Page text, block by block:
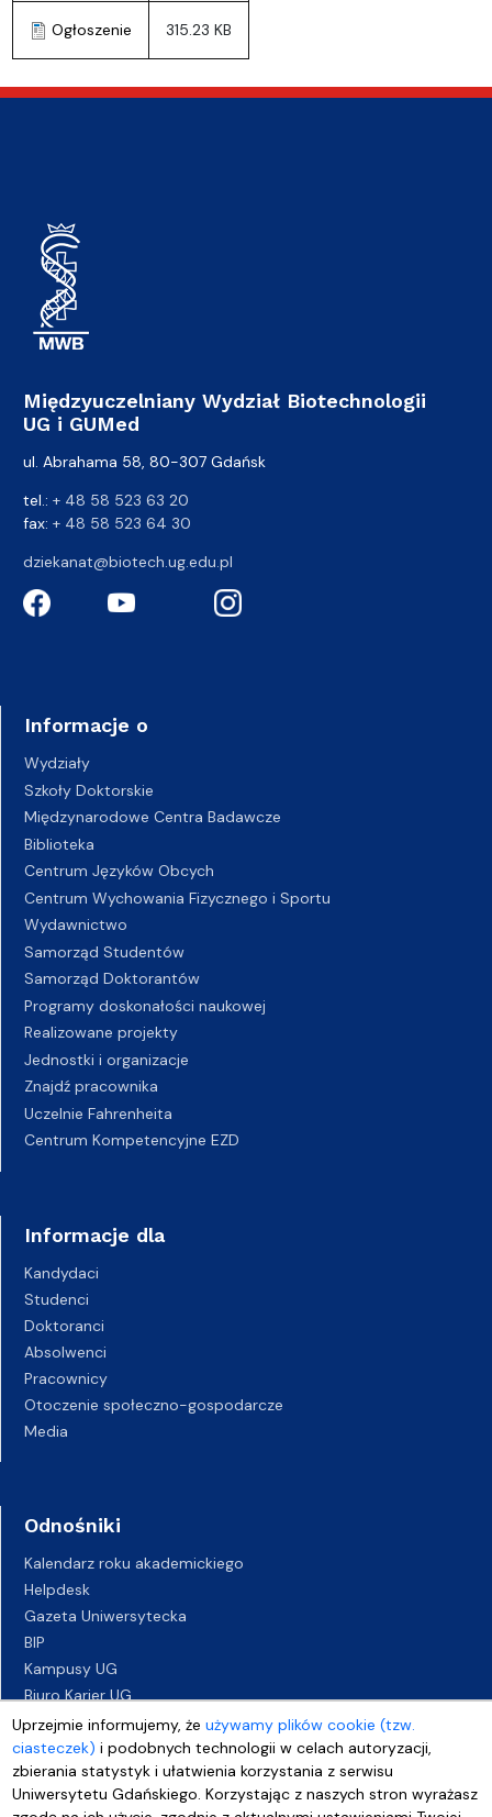
Uprzejmie informujemy, żeużywamy plików cookie (tzw.
ciasteczek) i podobnych technologii w celach autoryzacji,
zbierania statystyk i ułatwienia korzystania z serwisu
Uniwersytetu Gdańskiego. Korzystając z naszych stron wyrażasz
Ogłoszenie 315.23 KB
Międzyuczelniany Wydział Biotechnologii
UG i GUMed
ul. Abrahama 58, 80-307 Gdańsk
tel.: + 48 58 523 63 20
fax: + 48 58 523 64 30
dziekanat@biotech.ug.edu.pl
Informacje o
Wydziały
Szkoły Doktorskie
Międzynarodowe Centra Badawcze
Biblioteka
Centrum Języków Obcych
Centrum Wychowania Fizycznego i Sportu
Wydawnictwo
Samorząd Studentów
Samorząd Doktorantów
Programy doskonałości naukowej
Realizowane projekty
Jednostki i organizacje
Znajdź pracownika
Uczelnie Fahrenheita
Centrum Kompetencyjne EZD
Informacje dla
Kandydaci
Studenci
Doktoranci
Absolwenci
Pracownicy
Otoczenie społeczno-gospodarcze
Media
Odnośniki
Kalendarz roku akademickiego
Helpdesk
Gazeta Uniwersytecka
BIP
Kampusy UG
Biuro Karier UG
Oferty pracy
Deklaracja dostępności